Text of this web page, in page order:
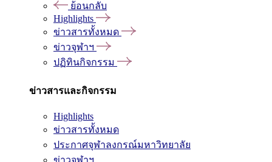
ย้อนกลับ
Highlights
ข่าวสารทั้งหมด
ข่าวจุฬาฯ
ปฏิทินกิจกรรม
ข่าวสารและกิจกรรม
Highlights
ข่าวสารทั้งหมด
ประกาศจุฬาลงกรณ์มหาวิทยาลัย
ข่าวจุฬาฯ